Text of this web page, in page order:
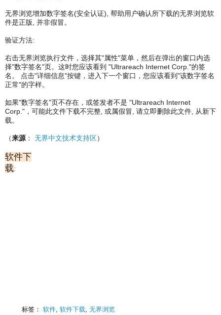
无界浏览增加数字签名(安全认证), 帮助用户确认所下载的无界浏览软
件是正版, 并非假冒。
验证方法:
右击无界浏览执行文件，选择其"属性"菜单，然后在弹出的窗口内选
择"数字签名"页。这时您应该看到 "Ultrareach Internet Corp."的签
名。 点击"详细信息"按键，进入下一个窗口，您应该看到"该数字签名
正常"的字样。
如果"数字签名"页不存在，或签发者不是 "Ultrareach Internet
Corp."，可能此文件下载不完整, 或属假冒, 请立即删除此文件, 从新下
载。
（来源 ： 无界中文技术支持区）
软件下
载:
标签： 软件 软件下载 无界浏览